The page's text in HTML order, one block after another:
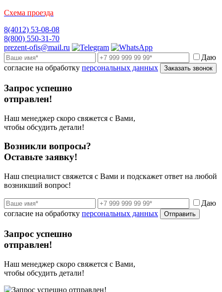
Схема проезда
8(4012) 53-08-08
8(800) 550-31-70
prezent-ofis@mail.ru
Даю
согласие на обработку персональных данных Заказать звонок
Запрос успешно
отправлен!
Наш менеджер скоро свяжется с Вами,
чтобы обсудить детали!
Возникли вопросы?
Оставьте заявку!
Наш специалист свяжется с Вами и подскажет ответ на любой
возникший вопрос!
Даю
согласие на обработку персональных данных Отправить
Запрос успешно
отправлен!
Наш менеджер скоро свяжется с Вами,
чтобы обсудить детали!